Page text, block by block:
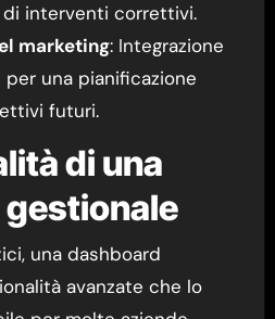
interventi correttivi.
marketing: Integrazione
una pianificazione
futuri.
di una
una dashboard
avanzate che lo